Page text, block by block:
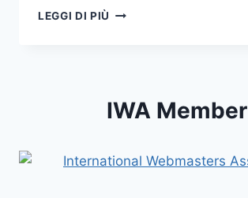
LEGGI DI PIÙ COME
DEI
FACEBOOK
IWA Member